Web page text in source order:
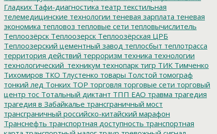
Гладких Тафи-диагностика театр текстильная
телемедицинские технологии теневая зарплата теневая
экономика тепловоз тепловые сети тепловычислитель
Теплоозёрск Теплоозерск Теплоозёрская ЦРБ
Теплоозерский цементный завод теплосбыт теплотрасса
территория действий терроризм техника технологии
технологический_техникум технопарк тигр ТИК Тимченко
Тихомиров ТКО Тлустенко товары Толстой томограф
тонкий лед Тонких ТОР торговля торговые сети торговый
центр тос Тотальный диктант ТПП ЕАО травма трагедия
трагедия в Забайкалье трансграничный мост
трансграничный российско-китайский марафон
Транснефть транспортная доступность транспортная